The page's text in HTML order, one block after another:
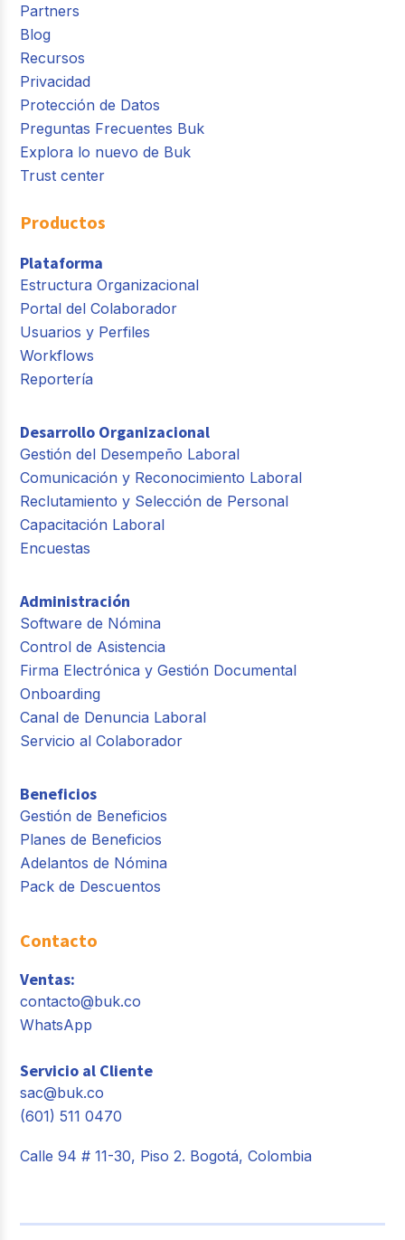
Partners
Blog
Recursos
Privacidad
Protección de Datos
Preguntas Frecuentes Buk
Explora lo nuevo de Buk
Trust center
Productos
Plataforma
Estructura Organizacional
Portal del Colaborador
Usuarios y Perfiles
Workflows
Reportería
Desarrollo Organizacional
Gestión del Desempeño Laboral
Comunicación y Reconocimiento Laboral
Reclutamiento y Selección de Personal
Capacitación Laboral
Encuestas
Administración
Software de Nómina
Control de Asistencia
Firma Electrónica y Gestión Documental
Onboarding
Canal de Denuncia Laboral
Servicio al Colaborador
Beneficios
Gestión de Beneficios
Planes de Beneficios
Adelantos de Nómina
Pack de Descuentos
Contacto
Ventas:
contacto@buk.co
WhatsApp
Servicio al Cliente
sac@buk.co
(601) 511 0470
Calle 94 # 11-30, Piso 2. Bogotá, Colombia